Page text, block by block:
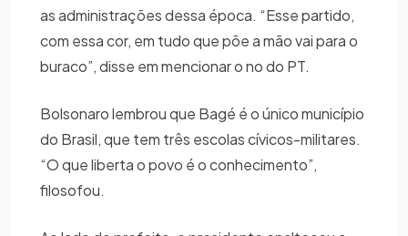
as administrações dessa época. “Esse partido,
com essa cor, em tudo que põe a mão vai para o
buraco”, disse em mencionar o no do PT.
Bolsonaro lembrou que Bagé é o único município
do Brasil, que tem três escolas cívicos-militares.
“O que liberta o povo é o conhecimento”,
filosofou.